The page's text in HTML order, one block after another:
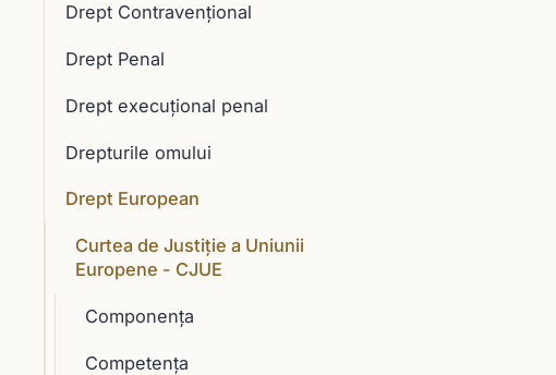
Drept Contravențional
Drept Penal
Drept execuţional penal
Drepturile omului
Drept European
Curtea de Justiție a Uniunii
Europene - CJUE
Componenţa
Competenţa